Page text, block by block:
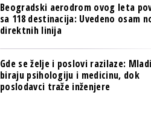
Beogradski aerodrom ovog leta
sa 118 destinacija: Uvedeno osam
direktnih linija
Gde se želje i poslovi razilaze: Mladi
biraju psihologiju i medicinu, dok
poslodavci traže inženjere